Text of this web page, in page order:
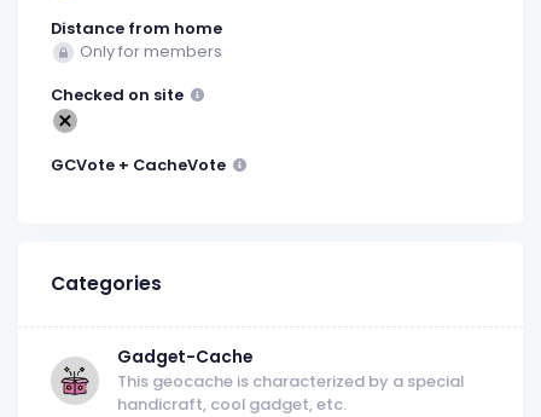
Distance from home
Only for members
Checked on site
GCVote + CacheVote
Categories
Gadget-Cache
This geocache is characterized by a special
handicraft, cool gadget, etc.